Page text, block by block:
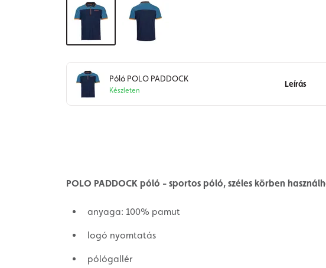
Póló POLO PADDOCK
Készleten
Leírás
POLO PADDOCK póló - sportos póló, széles körben
anyaga: 100% pamut
logó nyomtatás
pólógallér